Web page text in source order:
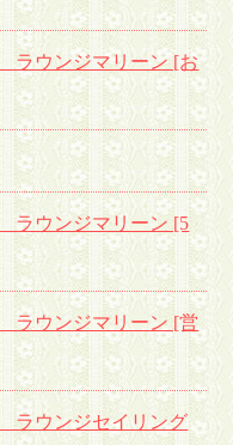
ウンジマリーン [お
ウンジマリーン [5
ウンジマリーン [営
ウンジセイリング